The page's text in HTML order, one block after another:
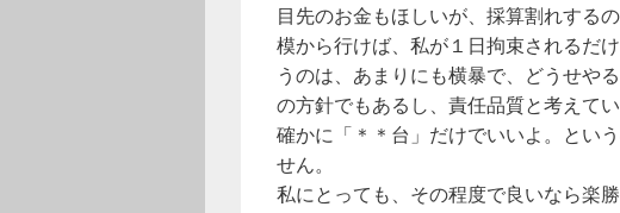
目先のお金もほしいが、採算割れする
模から行けば、私が１日拘束されるだ
うのは、あまりにも横暴で、どうせや
の方針でもあるし、責任品質と考えてい
確かに「＊＊台」だけでいいよ。とい
せん。
私にとっても、その程度で良いなら楽